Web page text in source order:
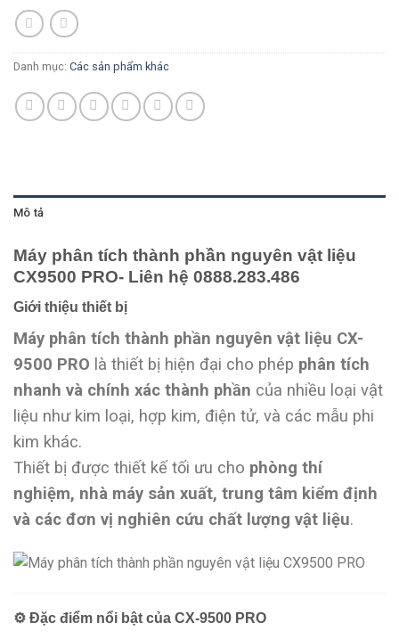
Danh mục: Các sản phẩm khác
Mô tả
Máy phân tích thành phần nguyên vật liệu
CX9500 PRO- Liên hệ 0888.283.486
Giới thiệu thiết bị
Máy phân tích thành phần nguyên vật liệu CX-
9500 PRO là thiết bị hiện đại cho phép phân tích
nhanh và chính xác thành phần của nhiều loại vật
liệu như kim loại, hợp kim, điện tử, và các mẫu phi
kim khác.
Thiết bị được thiết kế tối ưu cho phòng thí
nghiệm, nhà máy sản xuất, trung tâm kiểm định
và các đơn vị nghiên cứu chất lượng vật liệu.
⚙️ Đặc điểm nổi bật của CX-9500 PRO